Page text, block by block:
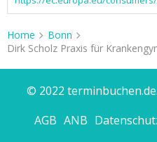
Home
Bonn
Dirk Scholz Praxis für
© 2022
AGB ANB